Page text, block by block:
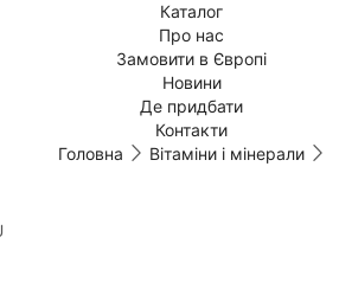
Каталог
Про нас
Замовити в Європі
Новини
Де придбати
Контакти
Головна Вітаміни і мінерали